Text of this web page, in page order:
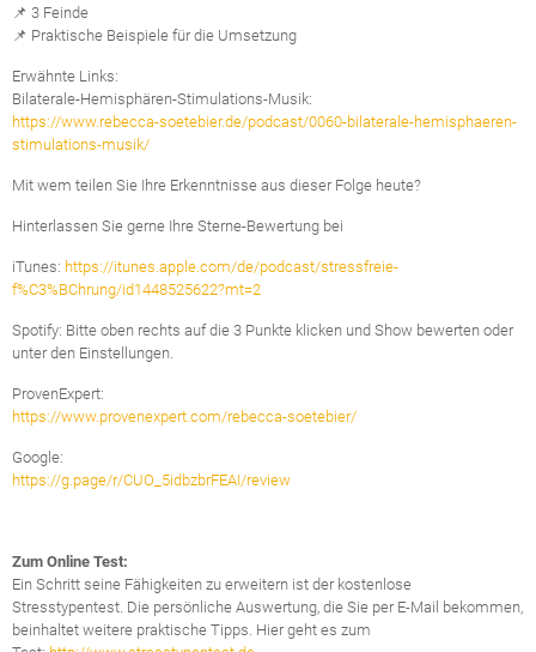
📌 3 Feinde
📌 Praktische Beispiele für die Umsetzung
Erwähnte Links:
Bilaterale-Hemisphären-Stimulations-Musik:
https://www.rebecca-soetebier.de/podcast/0060-bilaterale-hemisphaeren-
stimulations-musik/
Mit wem teilen Sie Ihre Erkenntnisse aus dieser Folge heute?
Hinterlassen Sie gerne Ihre Sterne-Bewertung bei
iTunes: https://itunes.apple.com/de/podcast/stressfreie-
f%C3%BChrung/id1448525622?mt=2
Spotify: Bitte oben rechts auf die 3 Punkte klicken und Show bewerten oder
unter den Einstellungen.
ProvenExpert:
https://www.provenexpert.com/rebecca-soetebier/
Google:
https://g.page/r/CUO_5idbzbrFEAI/review
Zum Online Test:
Ein Schritt seine Fähigkeiten zu erweitern ist der kostenlose
Stresstypentest. Die persönliche Auswertung, die Sie per E-Mail bekommen,
beinhaltet weitere praktische Tipps. Hier geht es zum